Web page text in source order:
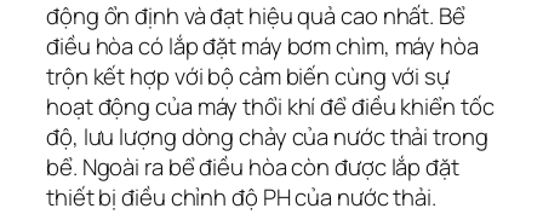
động ổn định và đạt hiệu quả cao nhất. Bể
điều hòa có lắp đặt máy bơm chìm, máy hòa
trộn kết hợp với bộ cảm biến cùng với sự
hoạt động của máy thổi khí để điều khiển tốc
độ, lưu lượng dòng chảy của nước thải trong
bể. Ngoài ra bể điều hòa còn được lắp đặt
thiết bị điều chỉnh độ PH của nước thải.